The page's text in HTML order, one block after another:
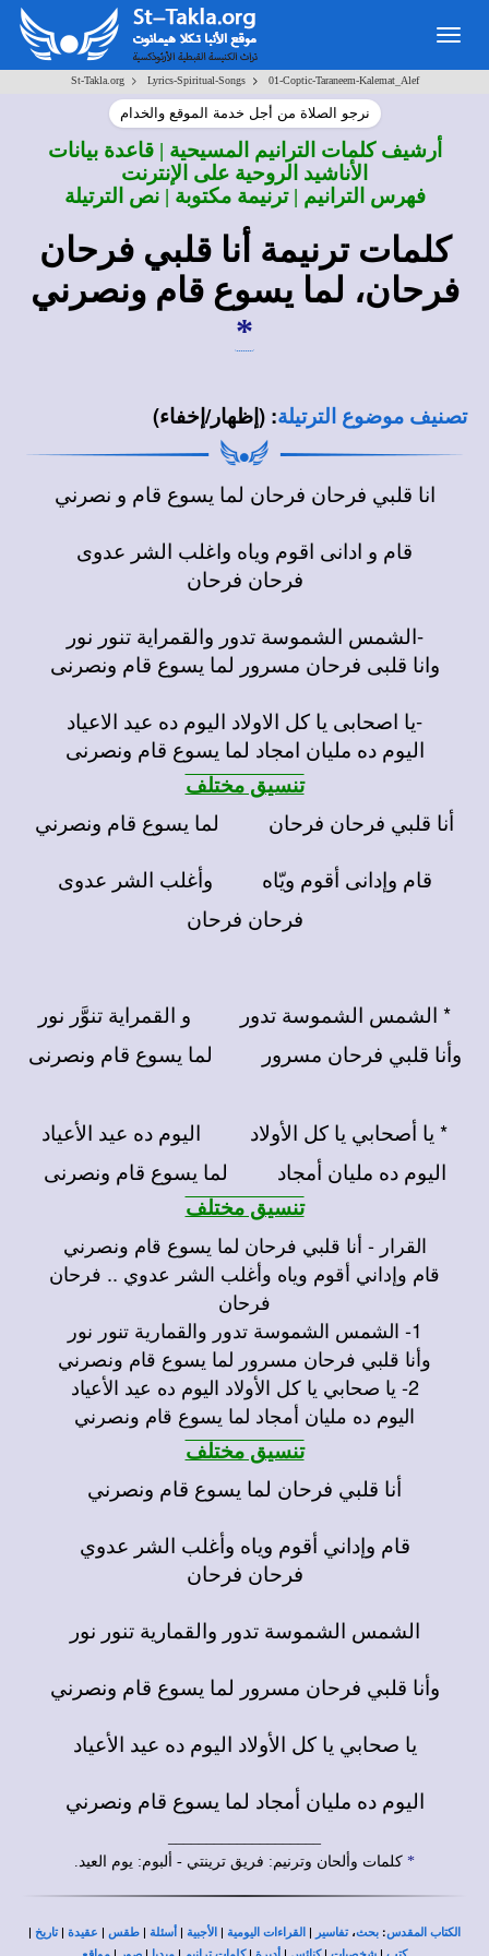
St-Takla.org> Lyrics-Spiritual-Songs> 01-Coptic-Taraneem-Kalemat_Alef
نرجو الصلاة من أجل خدمة الموقع والخدام
أرشيف كلمات الترانيم المسيحية | قاعدة بيانات
الأناشيد الروحية على الإنترنت
فهرس الترانيم | ترنيمة مكتوبة | نص الترتيلة
كلمات ترنيمة أنا قلبي فرحان
فرحان، لما يسوع قام ونصرني
*
تصنيف موضوع الترتيلة: (إظهار/إخفاء)
انا قلبي فرحان فرحان لما يسوع قام و نصرني
قام و ادانى اقوم وياه واغلب الشر عدوى
فرحان فرحان
-الشمس الشموسة تدور والقمراية تنور نور
وانا قلبى فرحان مسرور لما يسوع قام ونصرنى
-يا اصحابى يا كل الاولاد اليوم ده عيد الاعياد
اليوم ده مليان امجاد لما يسوع قام ونصرنى
تنسيق مختلف
أنا قلبي فرحان فرحان لما يسوع قام ونصرني
قام وإدانى أقوم ويّاه وأغلب الشر عدوى
فرحان فرحان
* الشمس الشموسة تدور و القمراية تنوَّر نور
وأنا قلبي فرحان مسرور لما يسوع قام ونصرنى
* يا أصحابي يا كل الأولاد اليوم ده عيد الأعياد
اليوم ده مليان أمجاد لما يسوع قام ونصرنى
تنسيق مختلف
القرار - أنا قلبي فرحان لما يسوع قام ونصرني
قام وإداني أقوم وياه وأغلب الشر عدوي .. فرحان
فرحان
1- الشمس الشموسة تدور والقمارية تنور نور
وأنا قلبي فرحان مسرور لما يسوع قام ونصرني
2- يا صحابي يا كل الأولاد اليوم ده عيد الأعياد
اليوم ده مليان أمجاد لما يسوع قام ونصرني
تنسيق مختلف
أنا قلبي فرحان لما يسوع قام ونصرني
قام وإداني أقوم وياه وأغلب الشر عدوي
فرحان فرحان
الشمس الشموسة تدور والقمارية تنور نور
وأنا قلبي فرحان مسرور لما يسوع قام ونصرني
يا صحابي يا كل الأولاد اليوم ده عيد الأعياد
اليوم ده مليان أمجاد لما يسوع قام ونصرني
* كلمات وألحان وترنيم: فريق ترينتي - ألبوم: يوم العيد.
الكتاب المقدس: بحث،تفاسير | القراءات اليومية | الأجبية | أسئلة | طقس | عقيدة |تاريخ |